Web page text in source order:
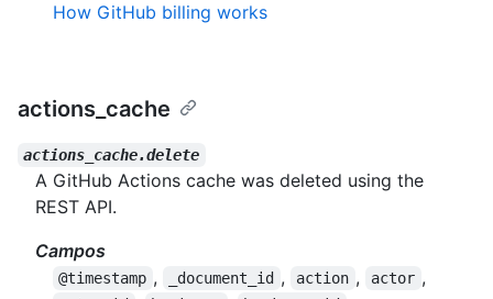
How GitHub billing works
actions_cache
actions_cache.delete
A GitHub Actions cache was deleted using the
REST API.
Campos
@timestamp , _document_id , action , actor ,